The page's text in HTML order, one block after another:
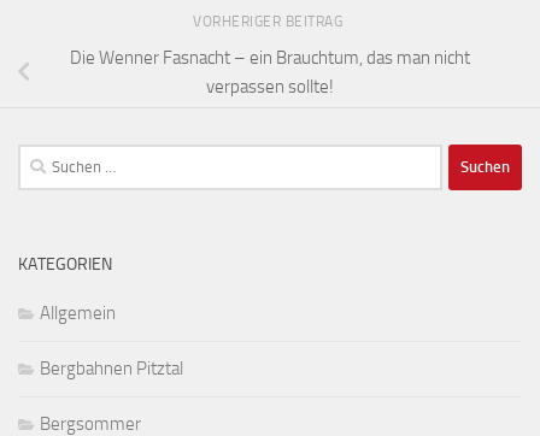
VORHERIGER BEITRAG
Die Wenner Fasnacht – ein Brauchtum, das man nicht
verpassen sollte!
Suchen
nach:
KATEGORIEN
Allgemein
Bergbahnen Pitztal
Bergsommer